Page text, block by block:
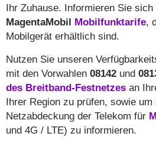
Ihr Zuhause. Informieren Sie
MagentaMobil Mobilfunktarife,
Mobilgerät erhältlich sind.
Nutzen Sie unseren
mit den Vorwahlen 08142 und
des Breitband-Festnetzes an
Ihrer Region zu prüfen, sowie
Netzabdeckung der Telekom für
und 4G / LTE) zu informieren.